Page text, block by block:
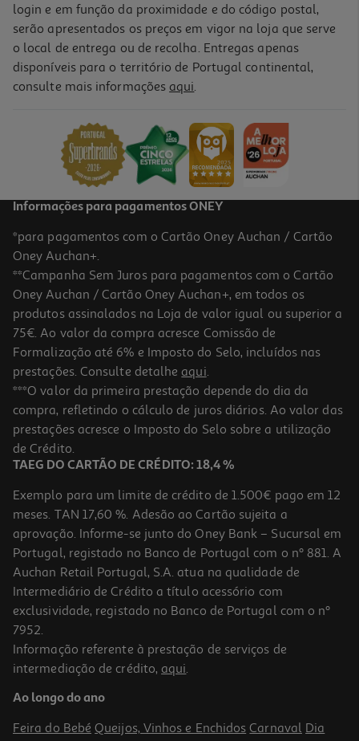
Borracha Roller Auchan Animais Modelos Sortidos
Conjunto De 2 Borrachas Auchan Mistas
1.19 €/un
1,19 €
-50%
Conjnuto De 6 Borrachas Auchan
0.5 €/un
2,99 €
login e em função da proximidade e do código postal,
serão apresentados os preços em vigor na loja que serve
o local de entrega ou de recolha. Entregas apenas
disponíveis para o território de Portugal continental,
consulte mais informações aqui.
Informações para pagamentos ONEY
*para pagamentos com o Cartão Oney Auchan / Cartão
Oney Auchan+.
**Campanha Sem Juros para pagamentos com o Cartão
Oney Auchan / Cartão Oney Auchan+, em todos os
produtos assinalados na Loja de valor igual ou superior a
75€. Ao valor da compra acresce Comissão de
Formalização até 6% e Imposto do Selo, incluídos nas
prestações. Consulte detalhe aqui.
***O valor da primeira prestação depende do dia da
compra, refletindo o cálculo de juros diários. Ao valor das
prestações acresce o Imposto do Selo sobre a utilização
de Crédito.
TAEG DO CARTÃO DE CRÉDITO: 18,4 %
Exemplo para um limite de crédito de 1.500€ pago em 12
meses. TAN 17,60 %. Adesão ao Cartão sujeita a
aprovação. Informe-se junto do Oney Bank – Sucursal em
Portugal, registado no Banco de Portugal com o nº 881. A
Auchan Retail Portugal, S.A. atua na qualidade de
Intermediário de Crédito a título acessório com
exclusividade, registado no Banco de Portugal com o nº
7952.
Informação referente à prestação de serviços de
intermediação de crédito, aqui.
Ao longo do ano
Feira do Bebé Queijos, Vinhos e Enchidos Carnaval Dia